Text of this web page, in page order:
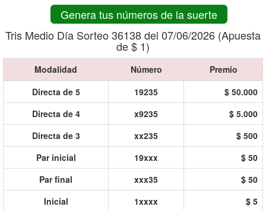
Genera tus números de la suerte
Tris Medio Día Sorteo 36138 del 07/06/2026 (Apuesta
de $ 1)
Modalidad Número
Premio
Directa de 5
19235
$ 50.000
Directa de 4
x9235
$ 5.000
Directa de 3
xx235
$ 500
Par inicial
19xxx
$ 50
Par final
xxx35
$ 50
Inicial
1xxxx
$ 5